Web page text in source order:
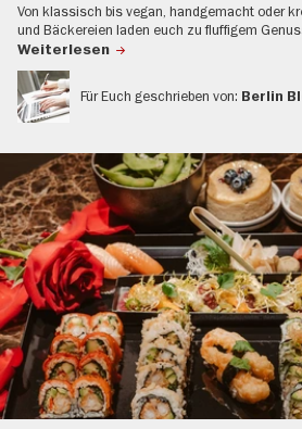
Von klassisch bis vegan, handgemacht oder
und Bäckereien laden euch zu fluffigem
Weiterlesen
Für Euch geschrieben von: Berlin